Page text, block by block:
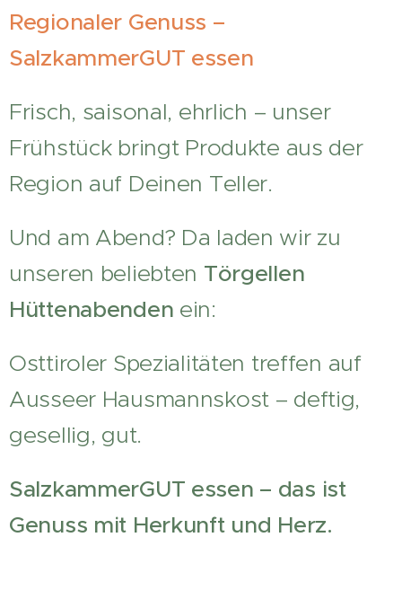
Regionaler Genuss –
SalzkammerGUT essen
Frisch, saisonal, ehrlich – unser
Frühstück bringt Produkte aus der
Region auf Deinen Teller.
Und am Abend? Da laden wir zu
unseren beliebten Törgellen
Hüttenabenden ein:
Osttiroler Spezialitäten treffen auf
Ausseer Hausmannskost – deftig,
gesellig, gut.
SalzkammerGUT essen – das ist
Genuss mit Herkunft und Herz.